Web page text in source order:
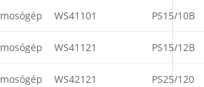
mosógép WS41101 PS15/10B
mosógép WS41121 PS15/12B
mosógép WS42121 PS25/120